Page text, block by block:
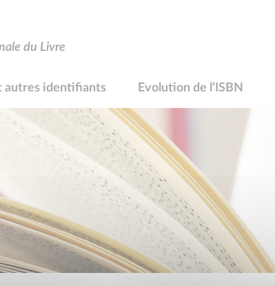
du Livre
autres identifiants Evolution de l’ISBN